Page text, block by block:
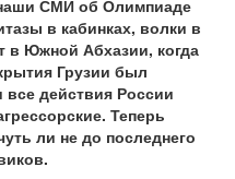
СМИ об Олимпиаде
в кабинках, волки в
в Южной Абхазии, когда
Грузии был
действия России
Теперь
ли не до последнего